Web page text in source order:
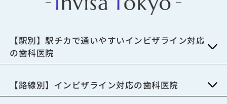
【駅別】駅チカで通いやすいインビザライン対応
の歯科医院
【路線別】インビザライン対応の歯科医院